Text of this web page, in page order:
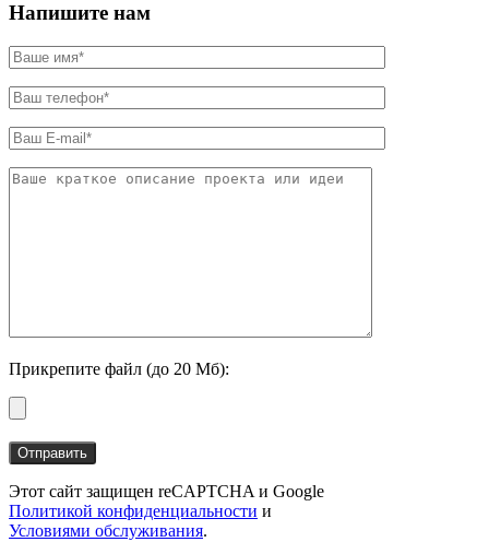
Напишите нам
Прикрепите файл (до 20 Мб):
Этот сайт защищен reCAPTCHA и Google
Политикой конфиденциальности и
Условиями обслуживания.